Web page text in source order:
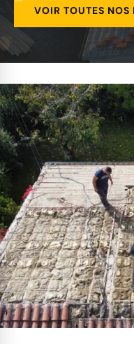
VOIR TOUTES NOS